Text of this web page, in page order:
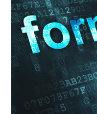
CONTACT
FACEBOOK
YOUTUBE